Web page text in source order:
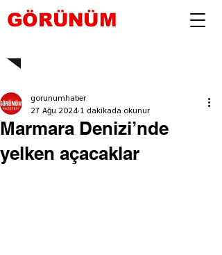
GÖRÜNÜM
Marmara Denizi’nde
yelken açacaklar
gorunumhaber
27 Ağu 2024 1 dakikada okunur